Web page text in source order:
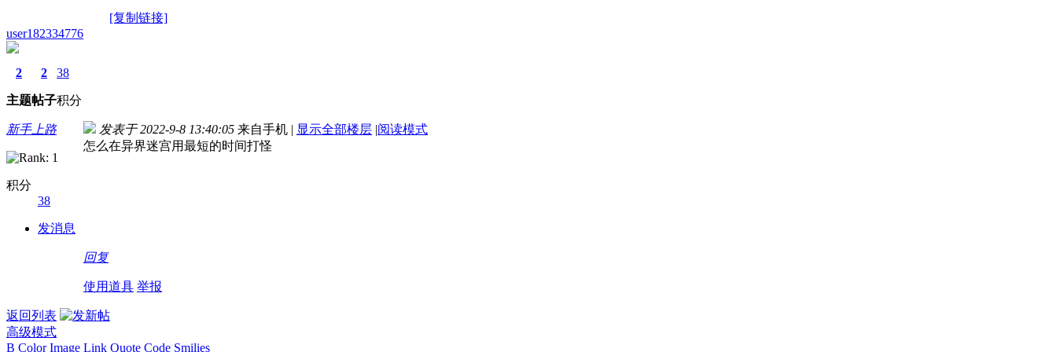
[复制链接]
user182334776
2
主题
2
帖子
38
积分
新手上路
积分
38
发消息
发表于 2022-9-8 13:40:05 来自手机 | 显示全部楼层 |阅读模式
怎么在异界迷宫用最短的时间打怪
回复
使用道具 举报
返回列表
高级模式
B Color Image Link Quote Code Smilies